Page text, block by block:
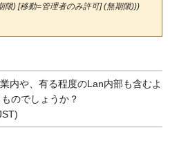
限) [移動=管理者のみ許可] (無期限)))
内や、有る程度のLan内部も含むよ
のでしょうか？